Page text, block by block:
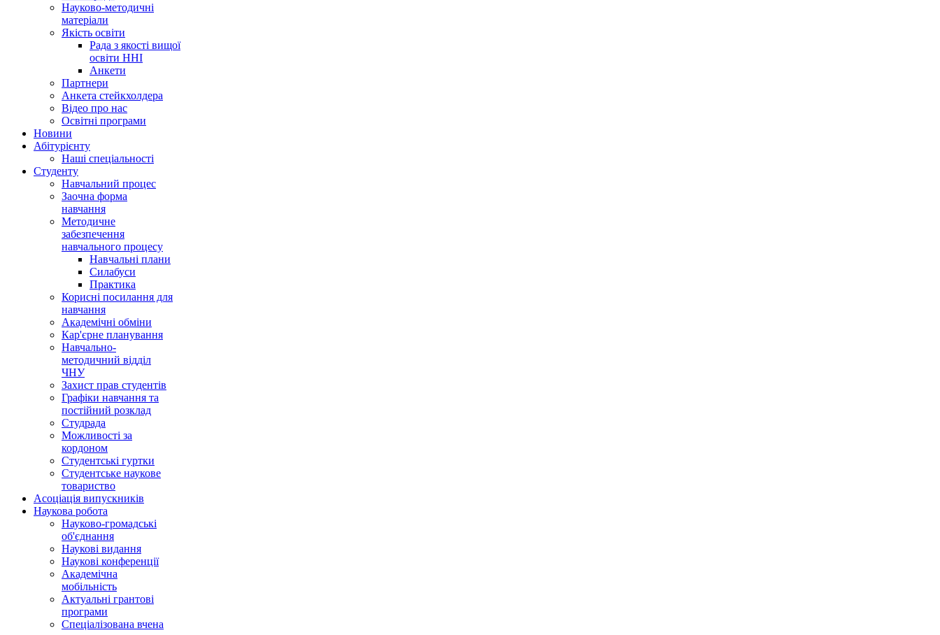
Науково-методичні
матеріали
Якість освіти
Рада з якості вищої
освіти ННІ
Анкети
Партнери
Анкета стейкхолдера
Відео про нас
Освітні програми
Hовини
Абітурієнту
Наші спеціальності
Студенту
Навчальний процес
Заочна форма
навчання
Методичне
забезпечення
навчального процесу
Навчальні плани
Силабуси
Практика
Корисні посилання для
навчання
Академічні обміни
Кар'єрне планування
Навчально-
методичний відділ
ЧНУ
Захист прав студентів
Графіки навчання та
постійний розклад
Студрада
Можливості за
кордоном
Студентські гуртки
Студентське наукове
товариство
Асоціація випускників
Наукова робота
Науково-громадські
об'єднання
Наукові видання
Наукові конференції
Академічна
мобільність
Актуальні грантові
програми
Спеціалізована вчена